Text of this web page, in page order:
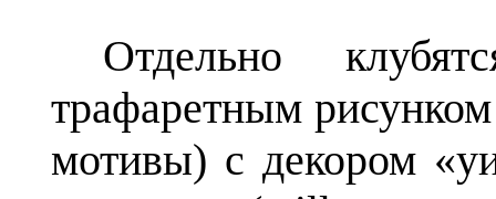
Отдельно
трафаретным
мотивы) c декором